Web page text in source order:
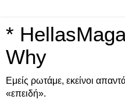
*
Why
Εμείς ρωτάμε, εκείνοι
«επειδή».